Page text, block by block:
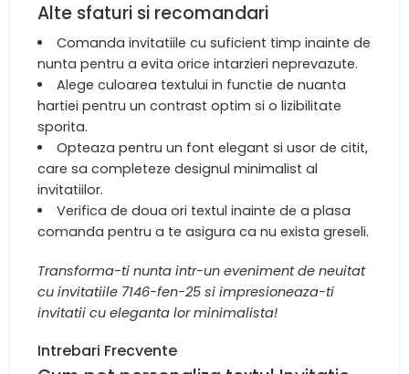
Alte sfaturi si recomandari
Comanda invitatiile cu suficient timp inainte de
nunta pentru a evita orice intarzieri neprevazute.
Alege culoarea textului in functie de nuanta
hartiei pentru un contrast optim si o lizibilitate
sporita.
Opteaza pentru un font elegant si usor de citit,
care sa completeze designul minimalist al
invitatiilor.
Verifica de doua ori textul inainte de a plasa
comanda pentru a te asigura ca nu exista greseli.
Transforma-ti nunta intr-un eveniment de neuitat
cu invitatiile 7146-fen-25 si impresioneaza-ti
invitatii cu eleganta lor minimalista!
Intrebari Frecvente